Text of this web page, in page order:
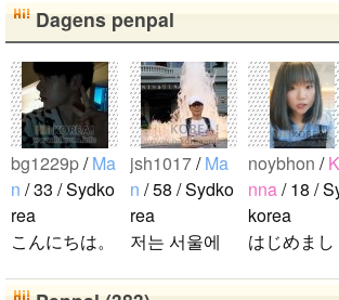
たのが、遅か
ったからいろ
んな情報が欲
しいです。 hi
ghlightになっ
ても好きな気
持ちは変わり
ません。 メ
ンバー全員が
大好きです
が、一番大好
린 정은비 최
유나 황은비
김예원 여!!
자!!친!!구!!..
ください。
Dagens penpal
bg1229p/Ma
n / 33 / Sydko
rea
こんにちは。
れの韓国人で
jsh1017/Ma
n / 58 / Sydko
rea
저는 서울에
범한 남자입
noybhon /
nna/ 18 /
korea
はじめまし
前はイナで